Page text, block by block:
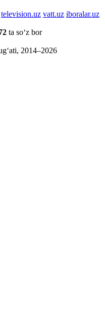
television.uz vatt.uz iboralar.uz
ta so‘z bor
2014–2026